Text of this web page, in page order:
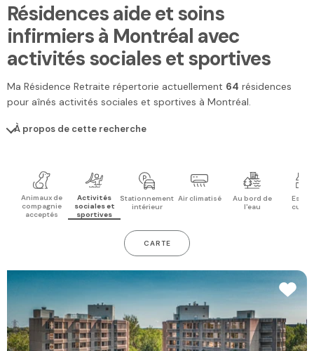
Résidences aide et soins
infirmiers à Montréal avec
activités sociales et sportives
Ma Résidence Retraite répertorie actuellement 64 résidences
pour aînés activités sociales et sportives à Montréal.
À propos de cette recherche
Animaux de
compagnie
acceptés
Activités
sociales et
sportives
Stationnement
intérieur
Air climatisé
Au bord de
l'eau
CARTE